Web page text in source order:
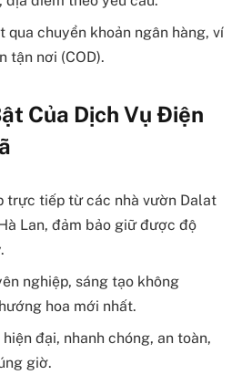
qua chuyển khoản ngân hàng, ví
tận nơi (COD).
Của Dịch Vụ Điện
trực tiếp từ các nhà vườn Dalat
Lan, đảm bảo giữ được độ
nghiệp, sáng tạo không
hoa mới nhất.
đại, nhanh chóng, an toàn,
giờ.